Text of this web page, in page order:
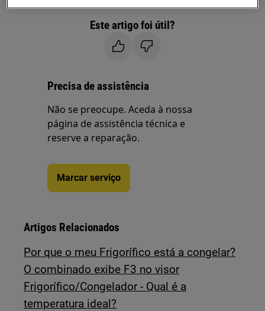
Este artigo foi útil?
Precisa de assistência
Não se preocupe. Aceda à nossa
página de assistência técnica e
reserve a reparação.
Marcar serviço
Artigos Relacionados
Por que o meu Frigorífico está a congelar?
O combinado exibe F3 no visor
Frigorífico/Congelador - Qual é a
temperatura ideal?